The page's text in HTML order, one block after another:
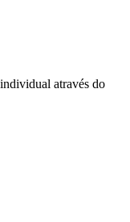
através do